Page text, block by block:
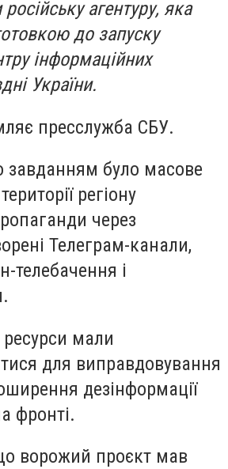
агентуру, яка
до запуску
інформаційних
України.
пресслужба СБУ.
завданням було масове
регіону
через
Телеграм-канали,
телебачення і
мали
для виправдовування
дезінформації
фронті.
ворожий проєкт мав